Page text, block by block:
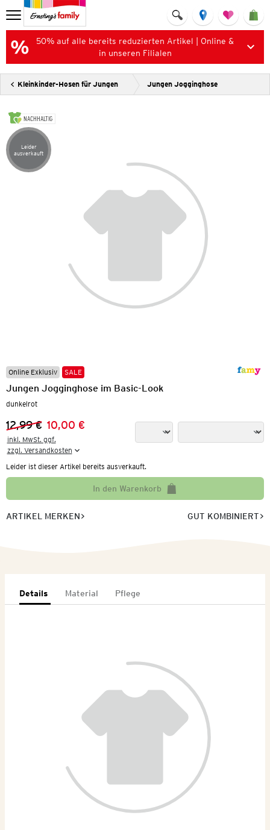
50% auf alle bereits reduzierten Artikel | Online &
in unseren Filialen
Kleinkinder-Hosen für Jungen Jungen Jogginghose
NACHHALTIG
Artikel leider ausverkauft
Leider
ausverkauft
Online Exklusiv SALE
Jungen Jogginghose im Basic-Look
dunkelrot
Vorheriger Preis:
12,99 €
Neuer Preis:
10,00 €
inkl. MwSt. ggf.
zzgl. Versandkosten
Leider ist dieser Artikel bereits ausverkauft.
In den Warenkorb
ARTIKEL MERKEN GUT KOMBINIERT
Details Material Pflege